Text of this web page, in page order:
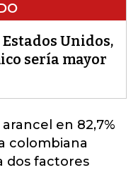
Estados Unidos,
sería mayor
en 82,7%
colombiana
dos factores